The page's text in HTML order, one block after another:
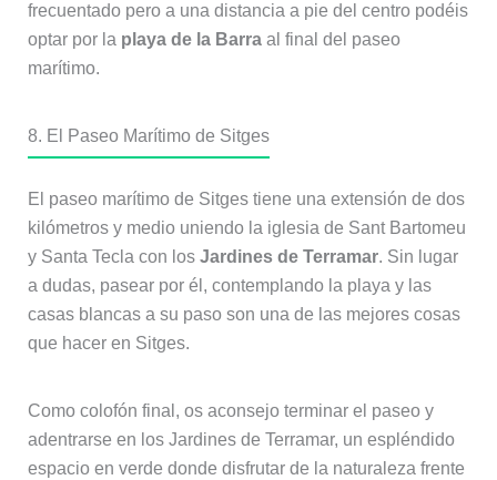
frecuentado pero a una distancia a pie del centro podéis
optar por la playa de la Barraal final del paseo
marítimo.
8. El Paseo Marítimo de Sitges
El paseo marítimo de Sitges tiene una extensión de dos
kilómetros y medio uniendo la iglesia de Sant Bartomeu
y Santa Tecla con los Jardines de Terramar. Sin lugar
a dudas, pasear por él, contemplando la playa y las
casas blancas a su paso son una de las mejores cosas
que hacer en Sitges.
Como colofón final, os aconsejo terminar el paseo y
adentrarse en los Jardines de Terramar, un espléndido
espacio en verde donde disfrutar de la naturaleza frente